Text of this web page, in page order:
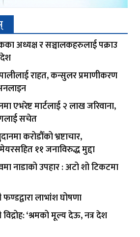
अध्यक्ष र सञ्चालकहरुलाई पक्राउ
राहत, कन्सुलर प्रमाणीकरण
एभरेष्ट मार्टलाई २ लाख जरिवाना,
सचेत
करोडौँको भ्रष्टाचार,
११ जनाविरुद्ध मुद्दा
नाडाको उपहार : अटो शो टिकटमा
लाभांश घोषणा
विद्रोह: ‘श्रमको मूल्य देऊ, नत्र देश